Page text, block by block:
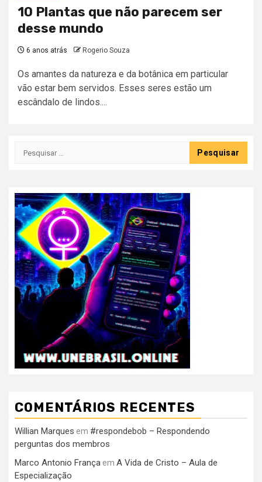
10 Plantas que não parecem ser
desse mundo
6 anos atrás Rogerio Souza
Os amantes da natureza e da botânica em particular
vão estar bem servidos. Esses seres estão um
escândalo de lindos....
Pesquisar
COMENTÁRIOS RECENTES
Willian Marques em #respondebob – Respondendo
perguntas dos membros
Marco Antonio França em A Vida de Cristo – Aula de
Especialização